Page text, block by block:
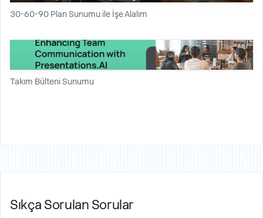
30-60-90 Plan Sunumu ile İşe Alalım
Takım Bülteni Sunumu
Sıkça Sorulan Sorular